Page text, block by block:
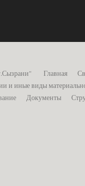
Главная
и иные виды
Документы